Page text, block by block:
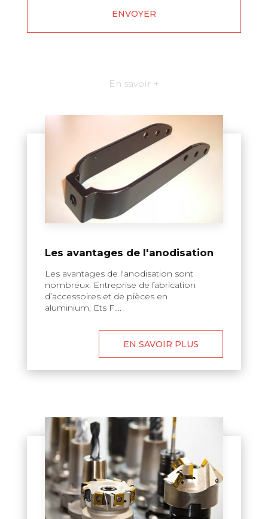
En savoir +
Les avantages de l'anodisation
Les avantages de l'anodisation sont
nombreux. Entreprise de fabrication
d’accessoires et de pièces en
aluminium, Ets F....
EN SAVOIR PLUS